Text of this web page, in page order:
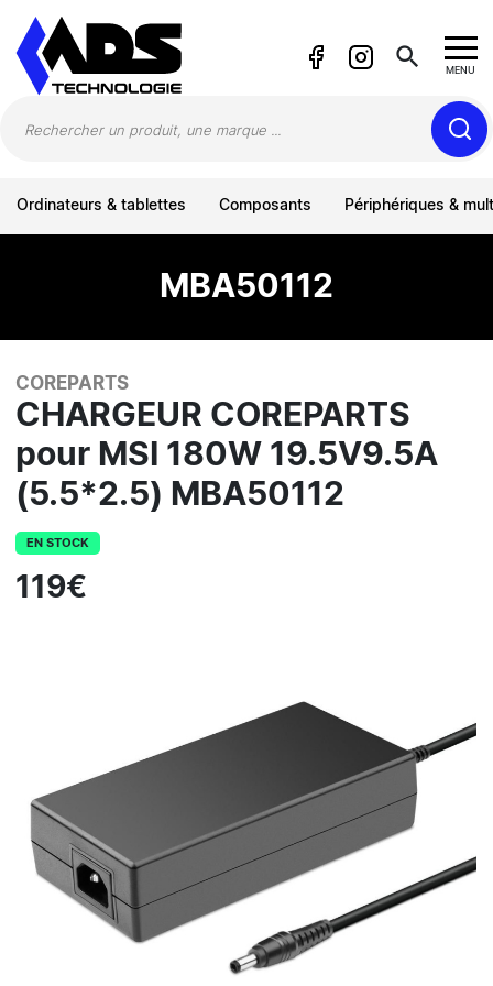
search MENU
Ordinateurs & tablettes Composants Périphériques &
MBA50112
COREPARTS
CHARGEUR COREPARTS
pour MSI 180W 19.5V9.5A
(5.5*2.5) MBA50112
EN STOCK
119€